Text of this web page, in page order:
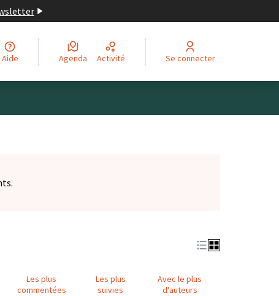
Aide Agenda Activité Se connecter
Les plus
commentées
Les plus
suivies
Avec le plus
d'auteurs